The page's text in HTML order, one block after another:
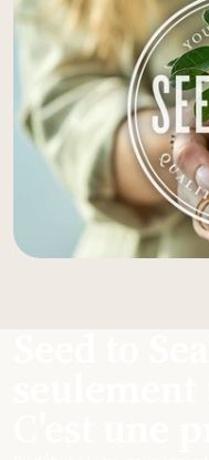
Seed to